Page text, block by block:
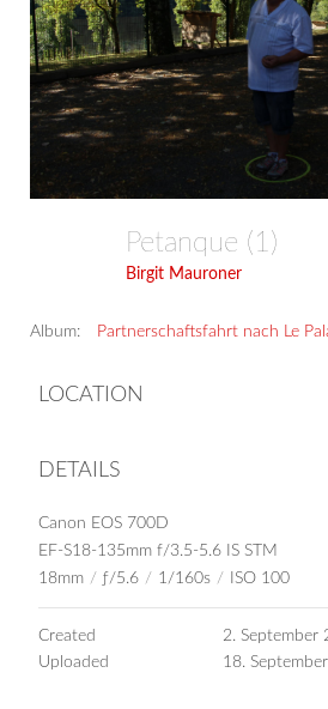
Petanque (1)
Birgit Mauroner
Album: Partnerschaftsfahrt nach Le
LOCATION
DETAILS
Canon EOS 700D
EF-S18-135mm f/3.5-5.6 IS STM
18mm / ƒ/5.6 / 1/160s / ISO 100
Created
2. September
Uploaded
18.